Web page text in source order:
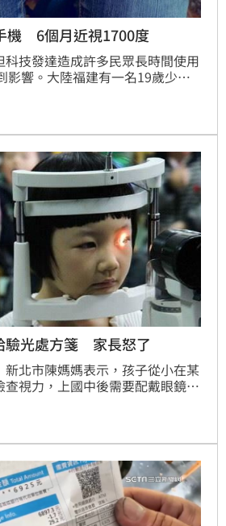
機 6個月近視1700度
技發達造成許多民眾長時間使用
影響。大陸福建有一名19歲少女
，就醫後確診為病理性高度近
眼疾，嚴重恐失明。
驗光處方箋 家長怒了
新北市陳媽媽表示，孩子從小在某
視力，上國中後需要配戴眼鏡，
處方箋才可驗光，於是回到連鎖
在該診所配眼鏡。